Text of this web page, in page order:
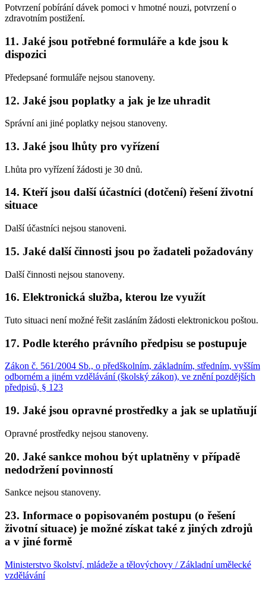
Potvrzení pobírání dávek pomoci v hmotné nouzi, potvrzení o
zdravotním postižení.
11. Jaké jsou potřebné formuláře a kde jsou k
dispozici
Předepsané formuláře nejsou stanoveny.
12. Jaké jsou poplatky a jak je lze uhradit
Správní ani jiné poplatky nejsou stanoveny.
13. Jaké jsou lhůty pro vyřízení
Lhůta pro vyřízení žádosti je 30 dnů.
14. Kteří jsou další účastníci (dotčení) řešení životní
situace
Další účastníci nejsou stanoveni.
15. Jaké další činnosti jsou po žadateli požadovány
Další činnosti nejsou stanoveny.
16. Elektronická služba, kterou lze využít
Tuto situaci není možné řešit zasláním žádosti elektronickou poštou.
17. Podle kterého právního předpisu se postupuje
Zákon č. 561/2004 Sb., o předškolním, základním, středním, vyšším
odborném a jiném vzdělávání (školský zákon), ve znění pozdějších
předpisů, § 123
19. Jaké jsou opravné prostředky a jak se uplatňují
Opravné prostředky nejsou stanoveny.
20. Jaké sankce mohou být uplatněny v případě
nedodržení povinností
Sankce nejsou stanoveny.
23. Informace o popisovaném postupu (o řešení
životní situace) je možné získat také z jiných zdrojů
a v jiné formě
Ministerstvo školství, mládeže a tělovýchovy / Základní umělecké
vzdělávání